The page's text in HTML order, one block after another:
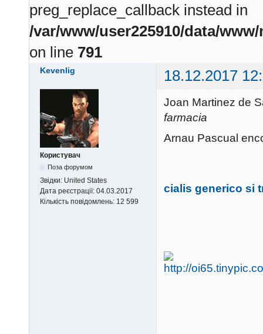
preg_replace_callback instead in
/var/www/user225910/data/
on line 791
Kevenlig 18.12.2017
Користувач
Поза форумом
Звідки: United States
Дата реєстрації: 04.03.2017
Кількість повідомлень: 12 599
Joan Martinez de
farmacia
Arnau Pascual
cialis generico si